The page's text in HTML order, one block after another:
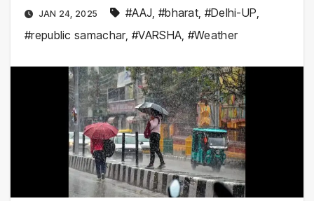
JAN 24, 2025 #AAJ #bharat #Delhi-UP
#republic samachar,#VARSHA #Weather